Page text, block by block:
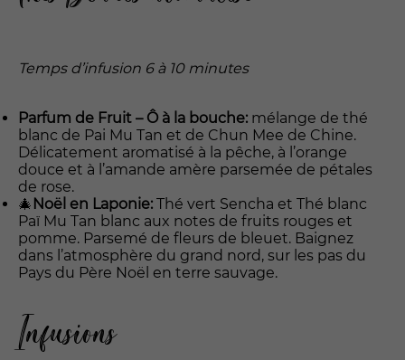
Temps d’infusion 6 à 10 minutes
Parfum de Fruit – Ô à la bouche: mélange de thé
blanc de Pai Mu Tan et de Chun Mee de Chine.
Délicatement aromatisé à la pêche, à l’orange
douce et à l’amande amère parsemée de pétales
de rose.
🎄 Noël en Laponie: Thé vert Sencha et Thé blanc
Paï Mu Tan blanc aux notes de fruits rouges et
pomme. Parsemé de fleurs de bleuet. Baignez
dans l’atmosphère du grand nord, sur les pas du
Pays du Père Noël en terre sauvage.
Infusions
Pour vous
fournir la
meilleure
expérience
possible
pendant votre
visite. Si vous
refusez ces
cookies,
certaines
fonctionnalités